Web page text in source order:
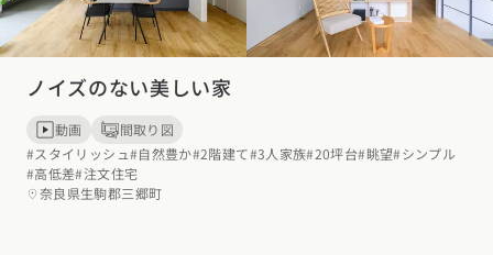
ノイズのない美しい家
動画
間取り図
#スタイリッシュ#自然豊か#2階建て#3人家族#20坪台#眺望#シンプル
#高低差#注文住宅
奈良県生駒郡三郷町